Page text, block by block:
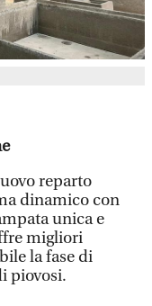
reparto
dinamico con
unica e
migliori
la fase di
piovosi.